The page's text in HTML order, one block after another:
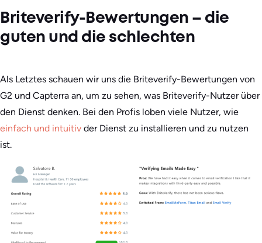
Briteverify-Bewertungen – die
guten und die schlechten
Als Letztes schauen wir uns die Briteverify-Bewertungen von
G2 und Capterra an, um zu sehen, was Briteverify-Nutzer über
den Dienst denken. Bei den Profis loben viele Nutzer, wie
einfach und intuitiv der Dienst zu installieren und zu nutzen
ist.